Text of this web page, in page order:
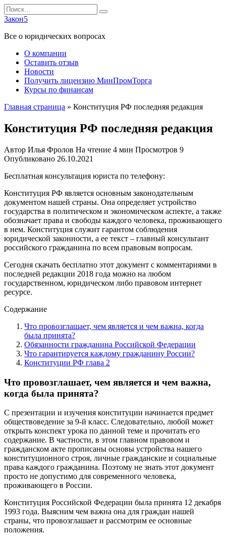
Перейти
к
Search
for:
Закон5
Все о юридических вопросах
О компании
Оставить отзыв
Новости
Получить лицензию МинПромТорга
Курсы по финансам
Главная страница » Конституция РФ последняя редакция
Конституция РФ последняя редакция
Автор Илья Фролов На чтение 4 мин Просмотров 9
Опубликовано 26.10.2021
Бесплатная консультация юриста по телефону:
Конституция РФ является основным законодательным
документом нашей страны. Она определяет устройство
государства в политическом и экономическом аспекте, а также
обозначает права и свободы каждого человека, проживающего
в нем. Конституция служит гарантом соблюдения
юридической законности, а ее текст – главный консультант
российского гражданина по всем правовым вопросам.
Сегодня скачать бесплатно этот документ с комментариями в
последней редакции 2018 года можно на любом
государственном, юридическом либо правовом интернет
ресурсе.
Содержание
Что провозглашает, чем является и чем важна, когда
была принята?
Обязанности гражданина Российской Федерации
Что гарантируется каждому гражданину России?
Конституции РФ глава 2
Что провозглашает, чем является и чем важна,
когда была принята?
С презентации и изучения конституции начинается предмет
обществоведение за 9-й класс. Следовательно, любой может
открыть конспект урока по данной теме и прочитать его
содержание. В частности, в этом главном правовом и
гражданском акте прописаны основы устройства нашего
конституционного строя, личные гражданские и социальные
права каждого гражданина. Поэтому не знать этот документ
просто не допустимо для современного человека,
проживающего в России.
Конституция Российской Федерации была принята 12 декабря
1993 года. Выясним чем важна она для граждан нашей
страны, что провозглашает и рассмотрим ее основные
положения.